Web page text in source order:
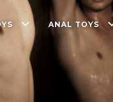
ANAL TOYS